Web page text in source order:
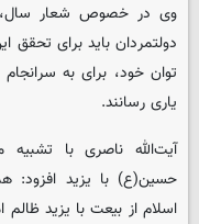
وی در خصوص شعار سال،
دولتمردان باید برای تحقق
توان خود، برای به
یاری رسانند.
آیت‌الله ناصری با تشبیه
حسین(ع) با یزید افزود:
اسلام از بیعت با یزید ظالم